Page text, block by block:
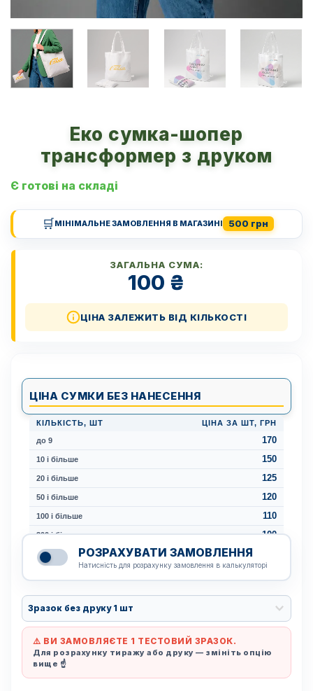
Еко сумка-шопер
трансформер з друком
Є готові на складі
🛒МІНІМАЛЬНЕ ЗАМОВЛЕННЯ В МАГАЗИНІ 500 грн
ЗАГАЛЬНА СУМА:
100 ₴
ЦІНА ЗАЛЕЖИТЬ ВІД КІЛЬКОСТІ
ЦІНА СУМКИ БЕЗ НАНЕСЕННЯ
КІЛЬКІСТЬ, ШТ ЦІНА ЗА ШТ, ГРН
до 9 170
10 і більше 150
20 і більше 125
50 і більше 120
100 і більше 110
300 і більше 100
РОЗРАХУВАТИ ЗАМОВЛЕННЯ
Натисність для розрахунку замовлення в калькуляторі
⚠️ ВИ ЗАМОВЛЯЄТЕ 1 ТЕСТОВИЙ ЗРАЗОК.
Для розрахунку тиражу або друку — змініть опцію
вище ☝️